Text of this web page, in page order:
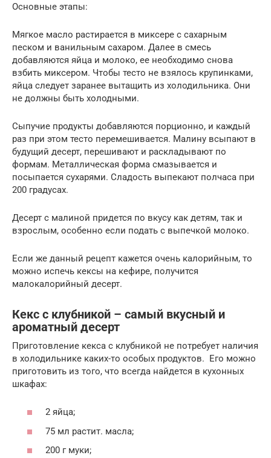
Основные этапы:
Мягкое масло растирается в миксере с сахарным
песком и ванильным сахаром. Далее в смесь
добавляются яйца и молоко, ее необходимо снова
взбить миксером. Чтобы тесто не взялось крупинками,
яйца следует заранее вытащить из холодильника. Они
не должны быть холодными.
Сыпучие продукты добавляются порционно, и каждый
раз при этом тесто перемешивается. Малину всыпают в
будущий десерт, перешивают и раскладывают по
формам. Металлическая форма смазывается и
посыпается сухарями. Сладость выпекают полчаса при
200 градусах.
Десерт с малиной придется по вкусу как детям, так и
взрослым, особенно если подать с выпечкой молоко.
Если же данный рецепт кажется очень калорийным, то
можно испечь кексы на кефире, получится
малокалорийный десерт.
Кекс с клубникой – самый вкусный и
ароматный десерт
Приготовление кекса с клубникой не потребует наличия
в холодильнике каких-то особых продуктов. Его можно
приготовить из того, что всегда найдется в кухонных
шкафах:
2 яйца;
75 мл растит. масла;
200 г муки;